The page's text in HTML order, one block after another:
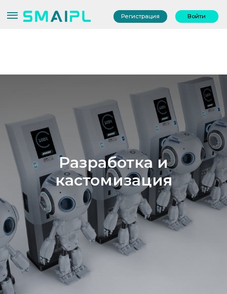
Войти
Разработка и
кастомизация